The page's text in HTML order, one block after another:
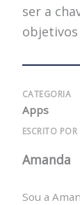
ser a
objetivos
CATEGORIA
Apps
ESCRITO POR
Amanda
Sou a